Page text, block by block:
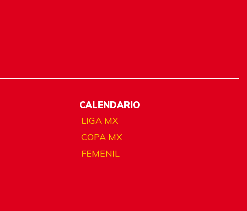
CALENDARIO
LIGA MX
COPA MX
FEMENIL